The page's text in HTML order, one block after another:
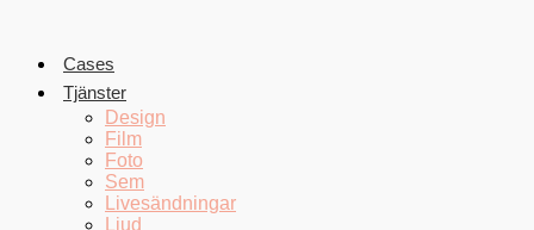
innehållCases
Tjänster
Design
Film
Foto
Sem
Livesändningar
Ljud